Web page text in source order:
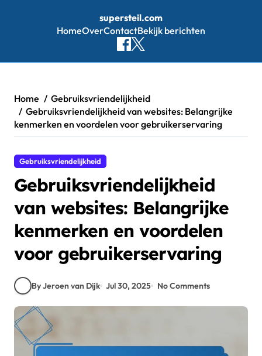
supersteil.com
HomeOverContactBekijk berichten
content
Home
Gebruiksvriendelijkheid
Gebruiksvriendelijkheid van websites: Belangrijke
kenmerken en voordelen voor gebruikerservaring
Gebruiksvriendelijkheid
Gebruiksvriendelijkheid
van websites: Belangrijke
kenmerken en voordelen
voor gebruikerservaring
By Jeroen van Dijk Jul 30, 2025 No Comments